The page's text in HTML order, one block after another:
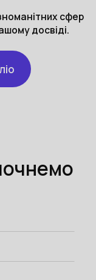
сфер
досвіді.